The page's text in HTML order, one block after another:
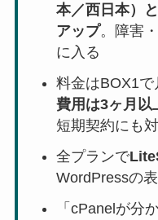
本／西日本）
アップ。障害
に入る
料金はBOX1で
費用は3ヶ月以
短期契約にも
全プランで
WordPressの
「cPanelが分